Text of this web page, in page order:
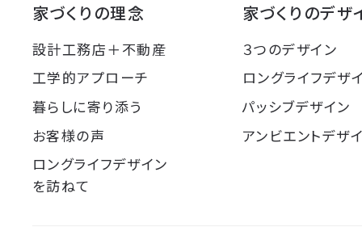
家づくりの理念
設計工務店＋不動産
工学的アプローチ
暮らしに寄り添う
お客様の声
ロングライフデザイン
を訪ねて
家づくりのデザ
３つのデザイン
ロングライフデザ
パッシブデザイン
アンビエントデザ